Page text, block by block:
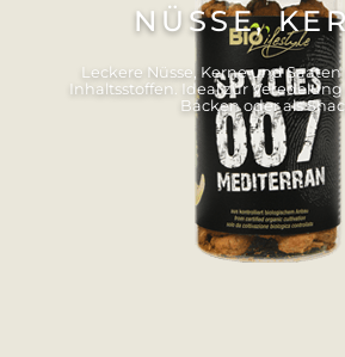
NÜSSE,
Leckere Nüsse, Kerne und
Inhaltsstoffen. Ideal zur Veredelung
Backen oder als